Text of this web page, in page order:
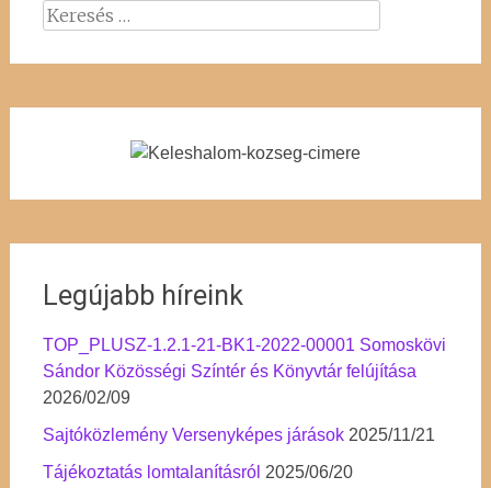
Keresés:
Legújabb híreink
TOP_PLUSZ-1.2.1-21-BK1-2022-00001 Somoskövi
Sándor Közösségi Színtér és Könyvtár felújítása
2026/02/09
Sajtóközlemény Versenyképes járások 2025/11/21
Tájékoztatás lomtalanításról 2025/06/20